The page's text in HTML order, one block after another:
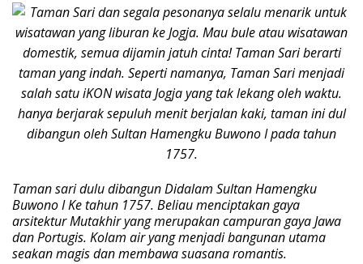
Taman sari dulu dibangun Didalam Sultan Hamengku
Buwono I Ke tahun 1757. Beliau menciptakan gaya
arsitektur Mutakhir yang merupakan campuran gaya Jawa
dan Portugis. Kolam air yang menjadi bangunan utama
seakan magis dan membawa suasana romantis.